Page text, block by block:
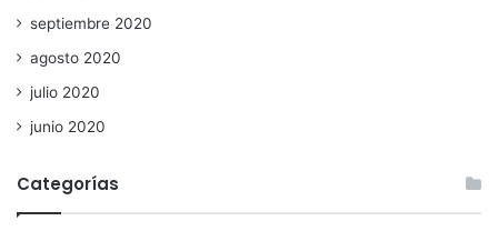
septiembre 2020
agosto 2020
julio 2020
junio 2020
Categorías